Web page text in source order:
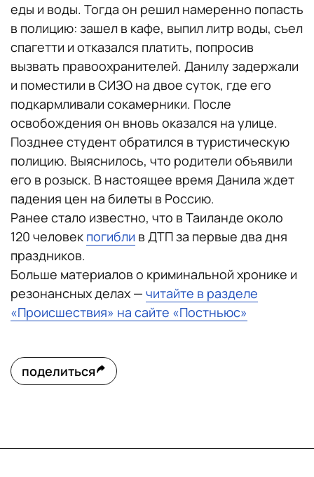
еды и воды. Тогда он решил намеренно попасть
в полицию: зашел в кафе, выпил литр воды, съел
спагетти и отказался платить, попросив
вызвать правоохранителей. Данилу задержали
и поместили в СИЗО на двое суток, где его
подкармливали сокамерники. После
освобождения он вновь оказался на улице.
Позднее студент обратился в туристическую
полицию. Выяснилось, что родители объявили
его в розыск. В настоящее время Данила ждет
падения цен на билеты в Россию.
Ранее стало известно, что в Таиланде около
120 человек погибли в ДТП за первые два дня
праздников.
Больше материалов о криминальной хронике и
резонансных делах — читайте в разделе
«Происшествия» на сайте «Постньюс»
поделиться